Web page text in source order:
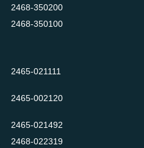
2468-350200
2468-350100
2465-021111
2465-002120
2465-021492
2468-022319